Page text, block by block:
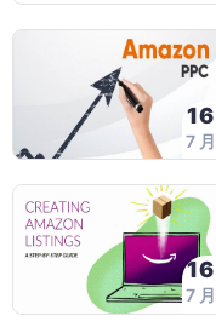
16
7 月
16
7 月